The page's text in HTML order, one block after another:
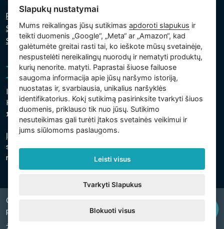
Privatumo politika
Slapukų politika
Slapukų nustatymai
Intex Trading, s.r.o.
Hradecká 2526/3
130 00 Praha 3 - Čekija
Įmonė yra registruota Prahos savivaldybės teisme, C
skyriuje, intarpas 74759
regsitracijos numeris 26150808, PVM kodas CZ26150808
Copyright © 2026 INTEX TRADING s.r.o. Všechna
právavyhrazena.
Slapukų nustatymai
Mums reikalingas jūsų sutikimasapdoroti slapukus ir
teikti duomenis „Google“, „Meta“ ar „Amazon“, kad
galėtumėte greitai rasti tai, ko ieškote mūsų svetainėje,
nespustelėti nereikalingų nuorodų ir nematyti produktų,
kurių nenorite. matyti. Paprastai šiuose failuose
saugoma informacija apie jūsų naršymo istoriją,
nuostatas ir, svarbiausia, unikalius naršyklės
identifikatorius. Kokį sutikimą pasirinksite tvarkyti šiuos
duomenis, priklauso tik nuo jūsų. Sutikimo
nesuteikimas gali turėti įtakos svetainės veikimui ir
jums siūlomoms paslaugoms.
Leisti visus
Tvarkyti Slapukus
Blokuoti visus